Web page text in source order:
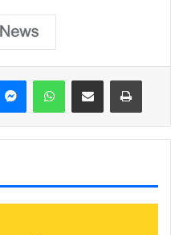
MessengerWhatsAppShare via Email Print